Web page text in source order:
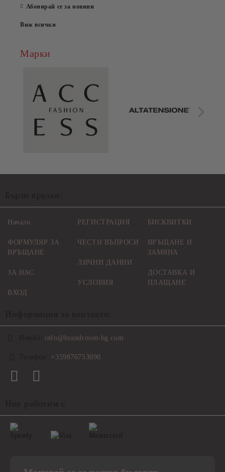
Абонирай се за новини
Виж всички
Марки
Начало
ФОРМУЛЯР ЗА
ВРЪЩАНЕ
ЗА НАС
ВХОД
РЕГИСТРАЦИЯ
ЧЕСТИ ВЪПРОСИ
ЛИЧНИ ДАННИ
УСЛОВИЯ
БИСКВИТКИ
ВРЪЩАНЕ И
ЗАМЯНА
ДОСТАВКА И
ПЛАЩАНЕ
info@brandroom-bg.com
+359876753090